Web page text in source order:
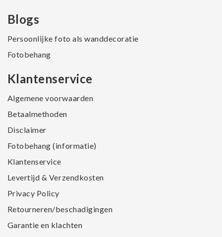
Blogs
Persoonlijke foto als wanddecoratie
Fotobehang
Klantenservice
Algemene voorwaarden
Betaalmethoden
Disclaimer
Fotobehang (informatie)
Klantenservice
Levertijd & Verzendkosten
Privacy Policy
Retourneren/beschadigingen
Garantie en klachten